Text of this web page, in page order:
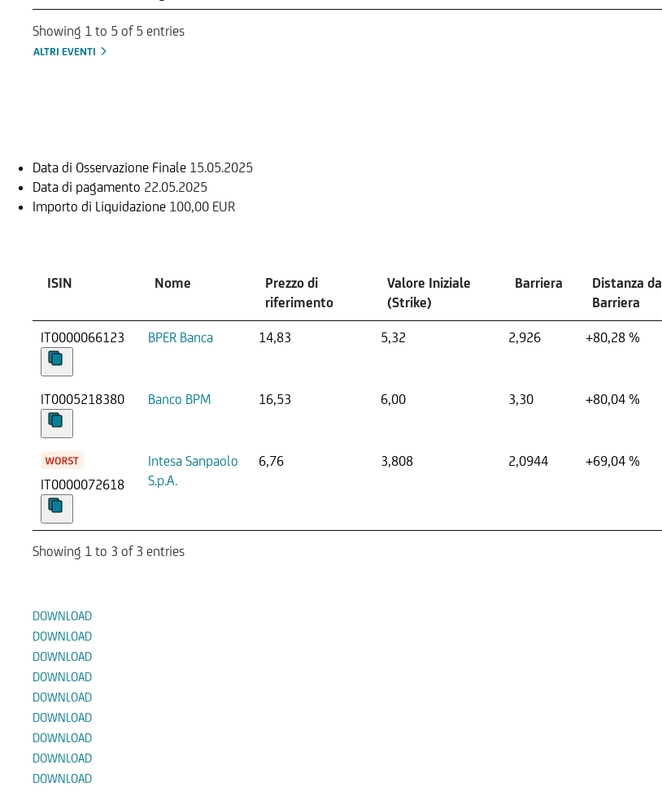
Showing 1 to 5 of 5 entries
ALTRI EVENTI
Data di Osservazione Finale 15.05.2025
Data di pagamento 22.05.2025
Importo di Liquidazione 100,00 EUR
ISIN Nome
Prezzo di
riferimento
Valore Iniziale
(Strike)
Barriera
Distanza da
Barriera
IT0000066123 BPER Banca 14,83 5,32 2,926 +80,28 %
IT0005218380 Banco BPM 16,53 6,00 3,30 +80,04 %
IT0000072618
Intesa Sanpaolo
S.p.A.
6,76 3,808 2,0944 +69,04 %
Showing 1 to 3 of 3 entries
DOWNLOAD
DOWNLOAD
DOWNLOAD
DOWNLOAD
DOWNLOAD
DOWNLOAD
DOWNLOAD
DOWNLOAD
DOWNLOAD